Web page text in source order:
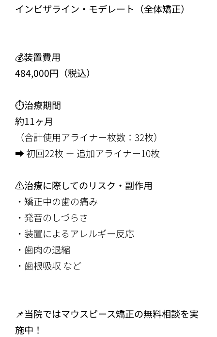
インビザライン・モデレート（全体矯正）
💰装置費用
484,000円（税込）
⏱治療期間
約11ヶ月
（合計使用アライナー枚数：32枚）
➡ 初回22枚 ＋ 追加アライナー10枚
⚠️治療に際してのリスク・副作用
・矯正中の歯の痛み
・発音のしづらさ
・装置によるアレルギー反応
・歯肉の退縮
・歯根吸収 など
📌当院ではマウスピース矯正の無料相談を実
施中！